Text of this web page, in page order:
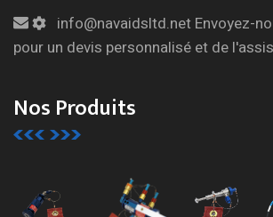
info@navaidsltd.net Envoyez-
pour un devis personnalisé et de
Nos Produits